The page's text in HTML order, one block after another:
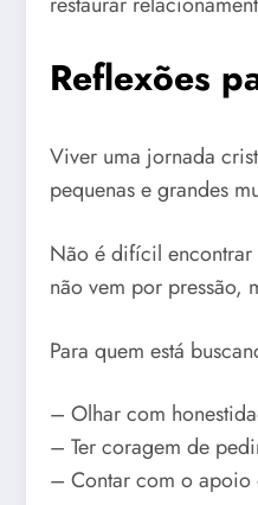
Reflexões
Viver uma jornada
pequenas e grandes
Não é difícil encontrar
não vem por pressão,
Para quem está
– Olhar com
– Ter coragem de
– Contar com o apoio